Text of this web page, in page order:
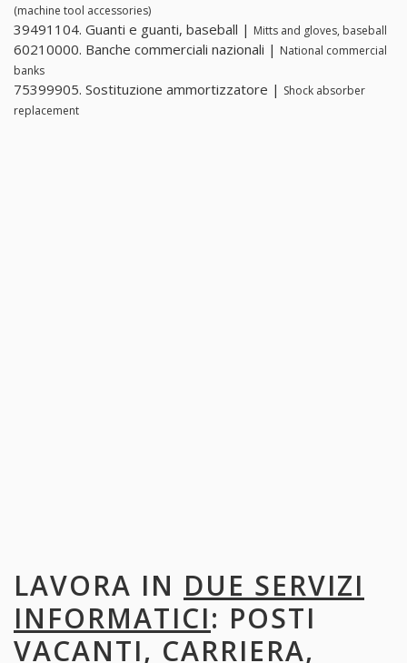
(machine tool accessories)
39491104. Guanti e guanti, baseball | Mitts and gloves, baseball
60210000. Banche commerciali nazionali | National commercial
banks
75399905. Sostituzione ammortizzatore | Shock absorber
replacement
LAVORA IN DUE SERVIZI
INFORMATICI: POSTI
VACANTI, CARRIERA,